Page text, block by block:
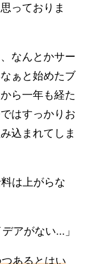
っておりま
なんとかサー
ぁと始めたブ
ら一年も経た
はすっかりお
込まれてしま
は上がらな
アがない...」
あるとはい